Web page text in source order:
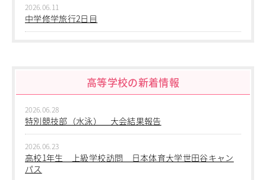
デジタルリーフレット／パンフレット
進路・進学 Career Guidance
進学指導イベント（キャリアイベント）
卒業生の声
その他
在校生の方
新型コロナウイルス感染症罹患証明書
インフルエンザ罹患証明書
2026.06.11
中学修学旅行2日目
中学２年生 校外学習
2026.06.09
中学１年生 校外学習
2026.06.09
中学１年 校外学習
高等学校の新着情報
2026.06.28
特別競技部（水泳） 大会結果報告
2026.06.23
高校1年生 上級学校訪問 日本体育大学世田谷キャン
パス